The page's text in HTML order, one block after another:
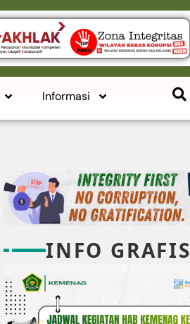
Informasi
INFO GRAFIS